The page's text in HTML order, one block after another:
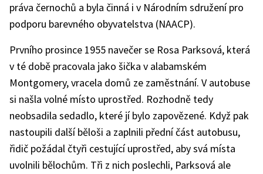
práva černochů a byla činná i v Národním sdružení pro
podporu barevného obyvatelstva (NAACP).
Prvního prosince 1955 navečer se Rosa Parksová, která
v té době pracovala jako šička v alabamském
Montgomery, vracela domů ze zaměstnání. V autobuse
si našla volné místo uprostřed. Rozhodně tedy
neobsadila sedadlo, které jí bylo zapovězené. Když pak
nastoupili další běloši a zaplnili přední část autobusu,
řidič požádal čtyři cestující uprostřed, aby svá místa
uvolnili bělochům. Tři z nich poslechli, Parksová ale